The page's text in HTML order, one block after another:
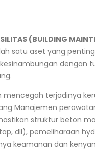
(BUILDING
satu aset yang
dengan
terjadinya
Manajemen
struktur beton
dll), pemeliharaan
keamanan dan